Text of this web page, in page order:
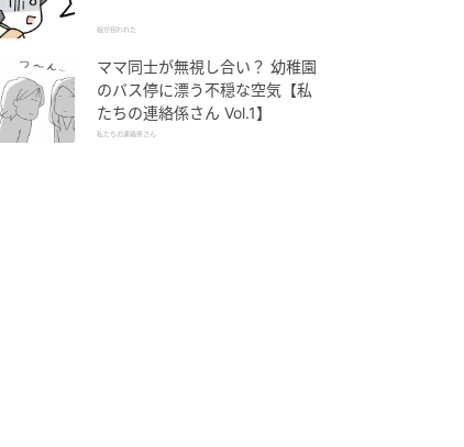
娘が拐われた
ママ同士が無視し合い？ 幼稚園
のバス停に漂う不穏な空気【私
たちの連絡係さん Vol.1】
私たちの連絡係さん